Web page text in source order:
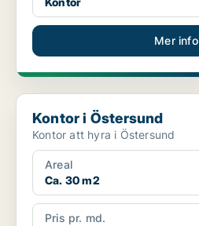
Mer info
Kontor i Östersund
Kontor i Östersund
Kontor att hyra i Östersund
Areal
Ca. 30 m2
Pris pr. md.